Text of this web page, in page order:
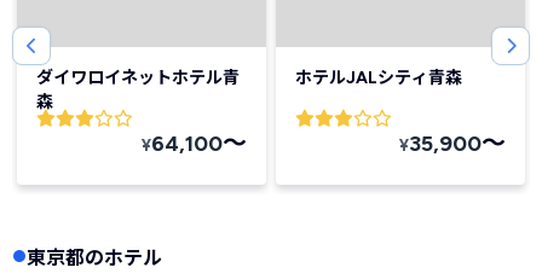
ダイワロイネットホテル青
森
¥64,100〜
ホテルJALシティ青森
¥35,900〜
東京都のホテル